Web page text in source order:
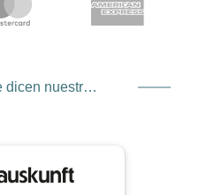
Esto es lo que dicen nuestros clientes